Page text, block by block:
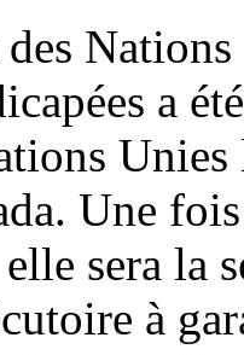
a
Une
sera la
à